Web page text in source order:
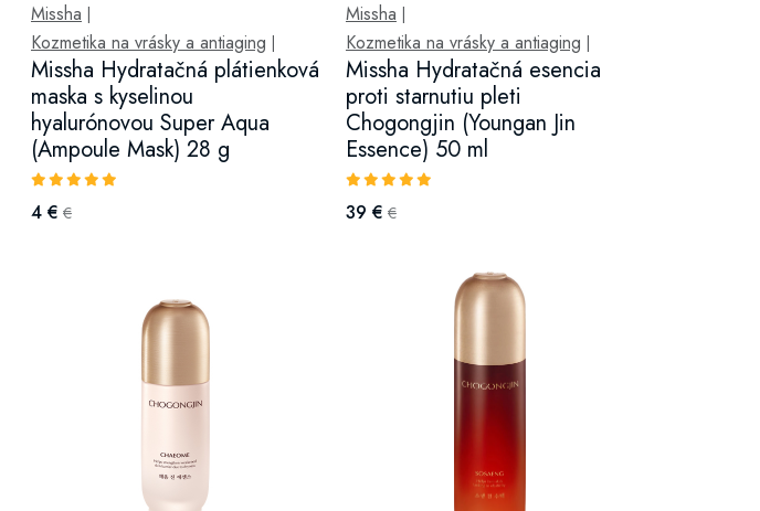
Missha
Kozmetika na vrásky a antiaging
Missha Hydratačná plátienková
maska s kyselinou
hyalurónovou Super Aqua
(Ampoule Mask) 28 g
4 € €
Missha
Kozmetika na vrásky a antiaging
Missha Hydratačná esencia
proti starnutiu pleti
Chogongjin (Youngan Jin
Essence) 50 ml
39 € €